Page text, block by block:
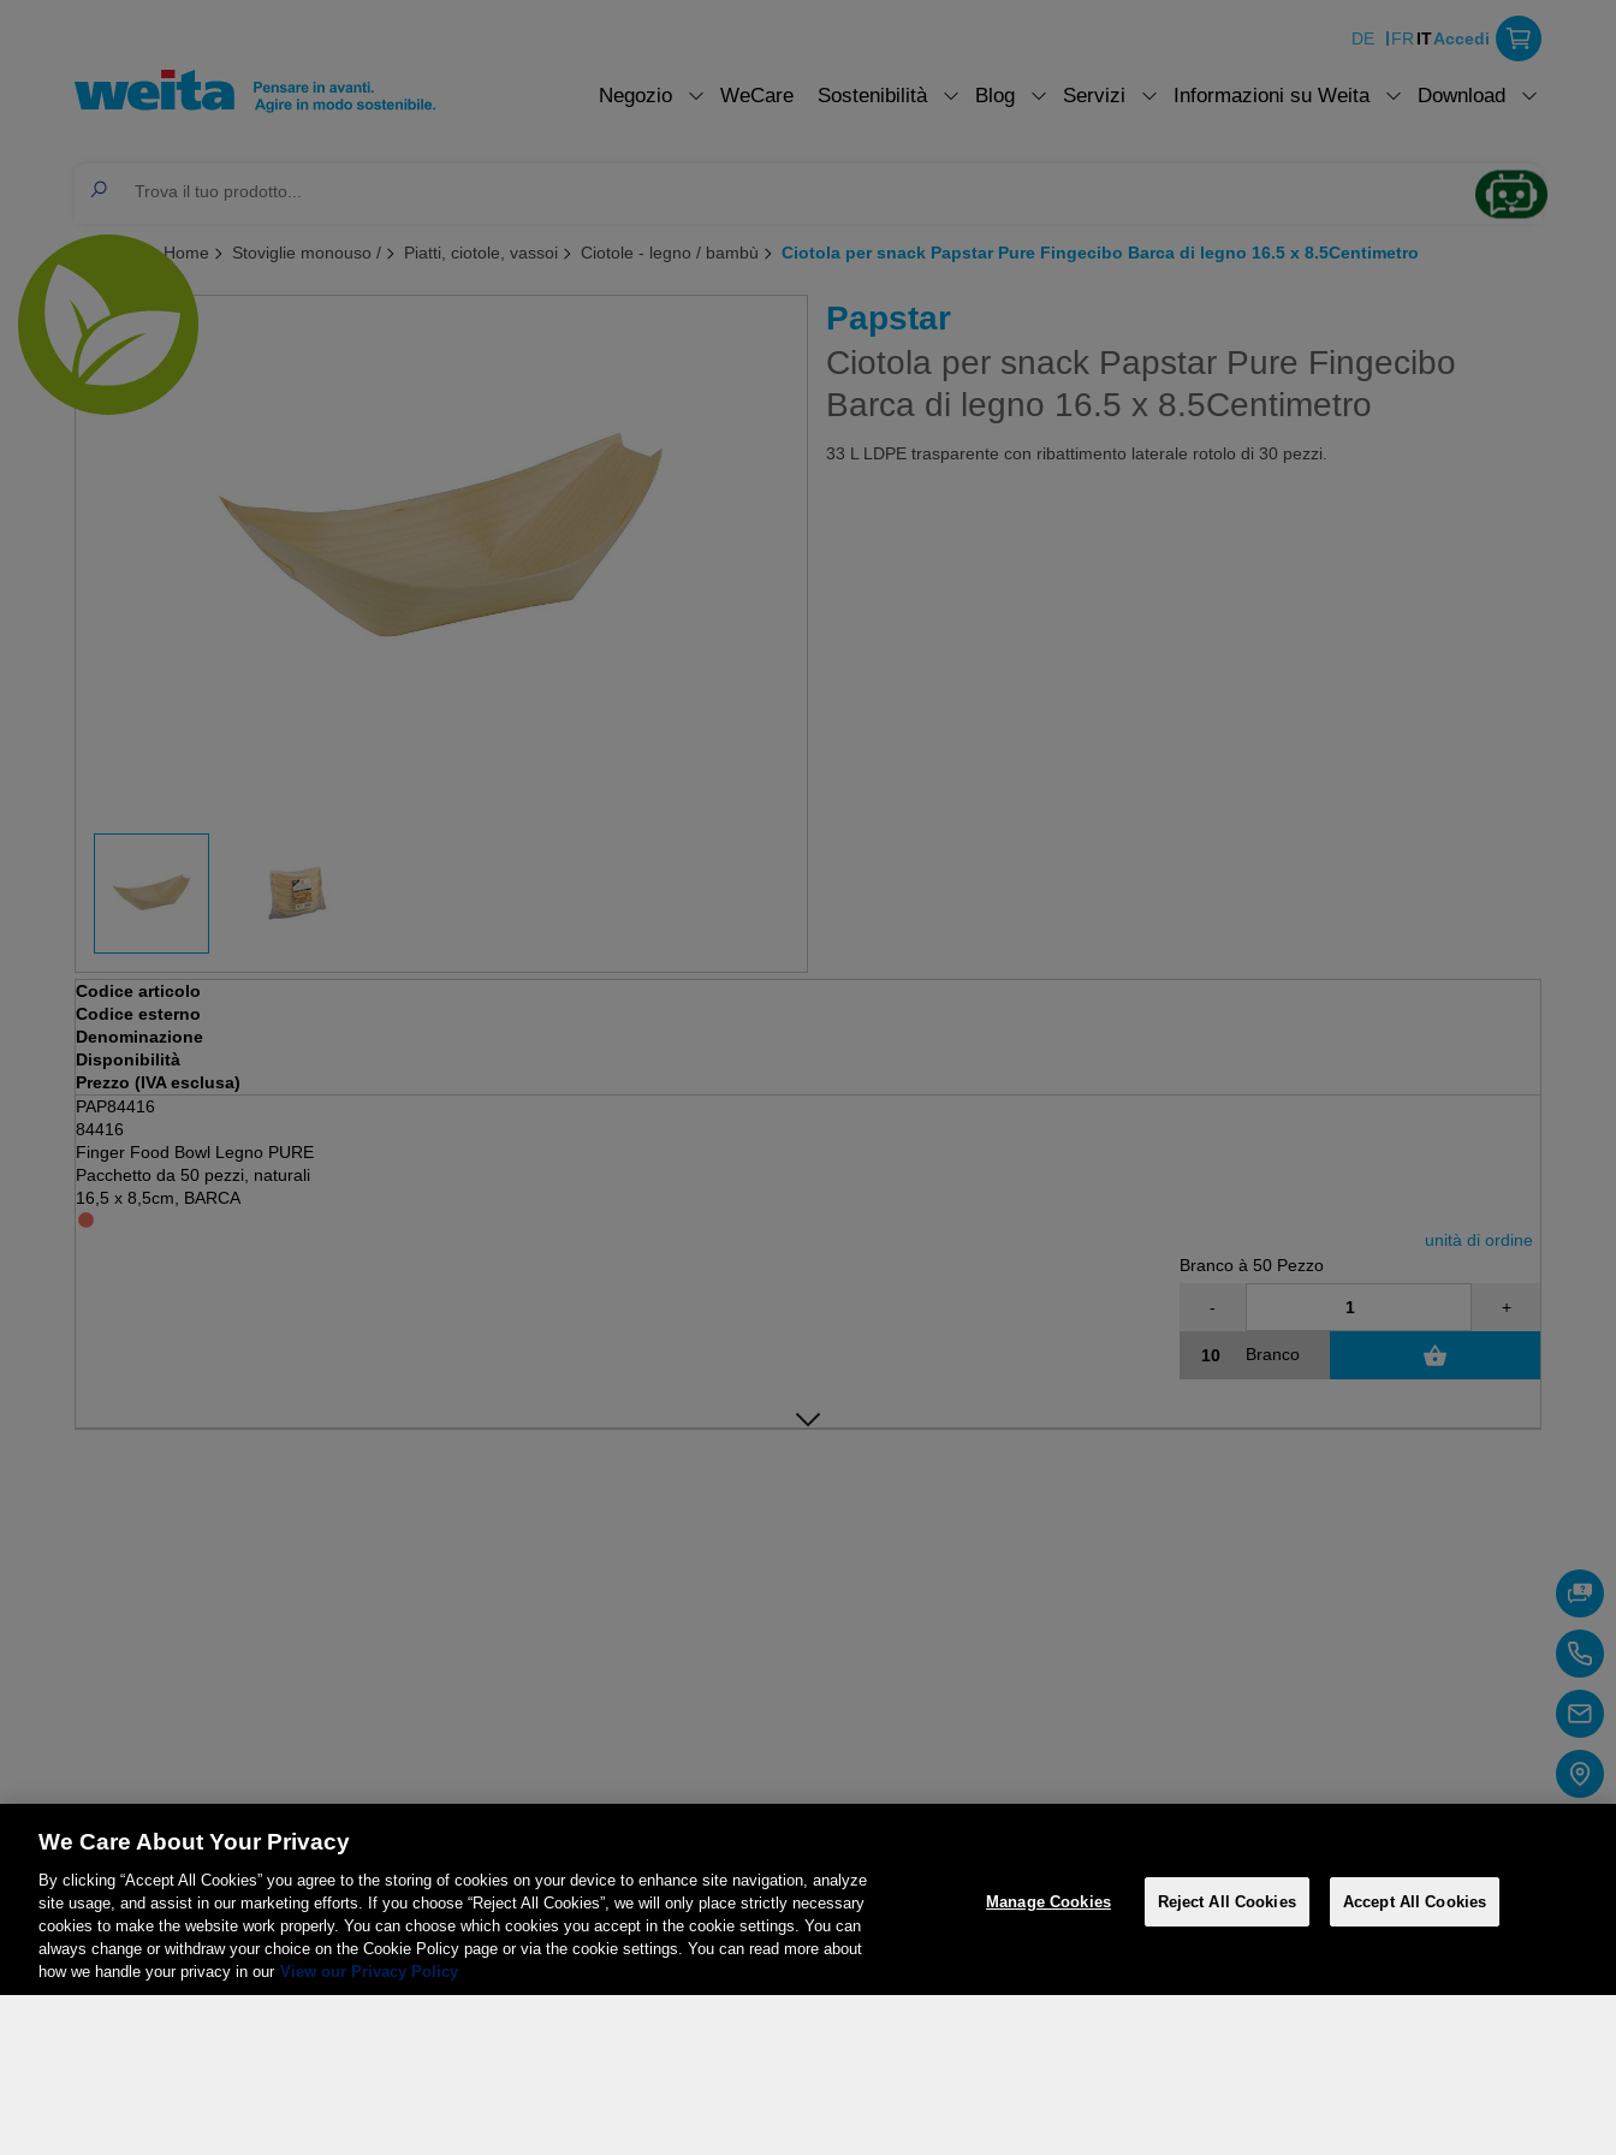
DE FR ITAccedi
Negozio WeCare Sostenibilità Blog Servizi Informazioni su Weita Download
Ti trovi qui: Home Stoviglie monouso / Piatti, ciotole, vassoi Ciotole - legno / bambù Ciotola per snack Papstar Pure Fingecibo Barca di legno 16.5 x 8.5Centimetro
Papstar
Ciotola per snack Papstar Pure Fingecibo
Barca di legno 16.5 x 8.5Centimetro
33 L LDPE trasparente con ribattimento laterale rotolo di 30 pezzi.
Codice articolo
Codice esterno
Denominazione
Disponibilità
Prezzo (IVA esclusa)
PAP84416
84416
Finger Food Bowl Legno PURE
Pacchetto da 50 pezzi, naturali
16,5 x 8,5cm, BARCA
unità di ordine
Branco à 50 Pezzo
- +
Branco
We Care About Your Privacy
By clicking “Accept All Cookies” you agree to the storing of cookies on your device to enhance site navigation, analyze
site usage, and assist in our marketing efforts. If you choose “Reject All Cookies”, we will only place strictly necessary
cookies to make the website work properly. You can choose which cookies you accept in the cookie settings. You can
always change or withdraw your choice on the Cookie Policy page or via the cookie settings. You can read more about
how we handle your privacy in our View our Privacy Policy
Manage Cookies Reject All Cookies Accept All Cookies